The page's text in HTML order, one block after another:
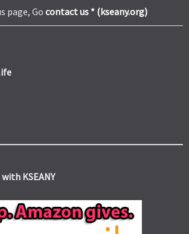
page, Go contact us * (kseany.org)
KSEANY